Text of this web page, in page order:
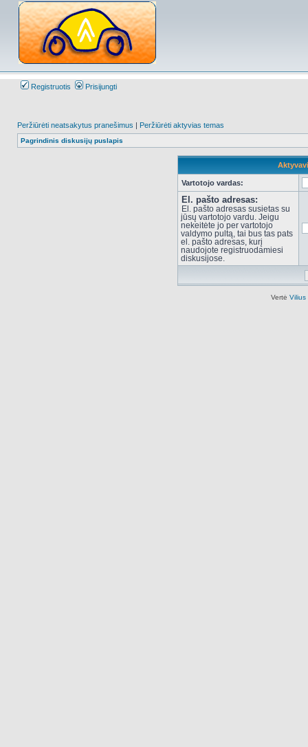
Registruotis Prisijungti
Peržiūrėti neatsakytus pranešimus | Peržiūrėti aktyvias temas
Pagrindinis diskusijų puslapis
Vartotojo vardas:
El. pašto adresas:
El. pašto adresas susietas su
jūsų vartotojo vardu. Jeigu
nekeitėte jo per vartotojo
valdymo pultą, tai bus tas pats
el. pašto adresas, kurį
naudojote registruodamiesi
diskusijose.
Vertė Vilius